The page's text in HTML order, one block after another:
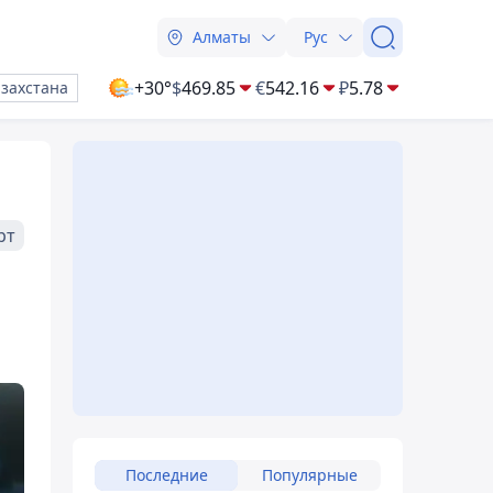
Алматы Рус
+30°$469.85 €542.16 ₽5.78
Последние Популярные